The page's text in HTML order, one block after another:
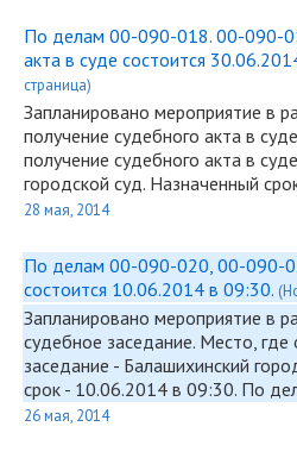
По делам 00-090-018. 00-090-
акта в суде состоится
страница)
Запланировано мероприятие в
получение судебного акта в
получение судебного акта в
городской суд. Назначенный
28 мая, 2014
По делам 00-090-020, 00-090-
состоится 10.06.2014 в 09:30.
Запланировано мероприятие в
судебное заседание. Место,
заседание - Балашихинский
срок - 10.06.2014 в 09:30. По
26 мая, 2014